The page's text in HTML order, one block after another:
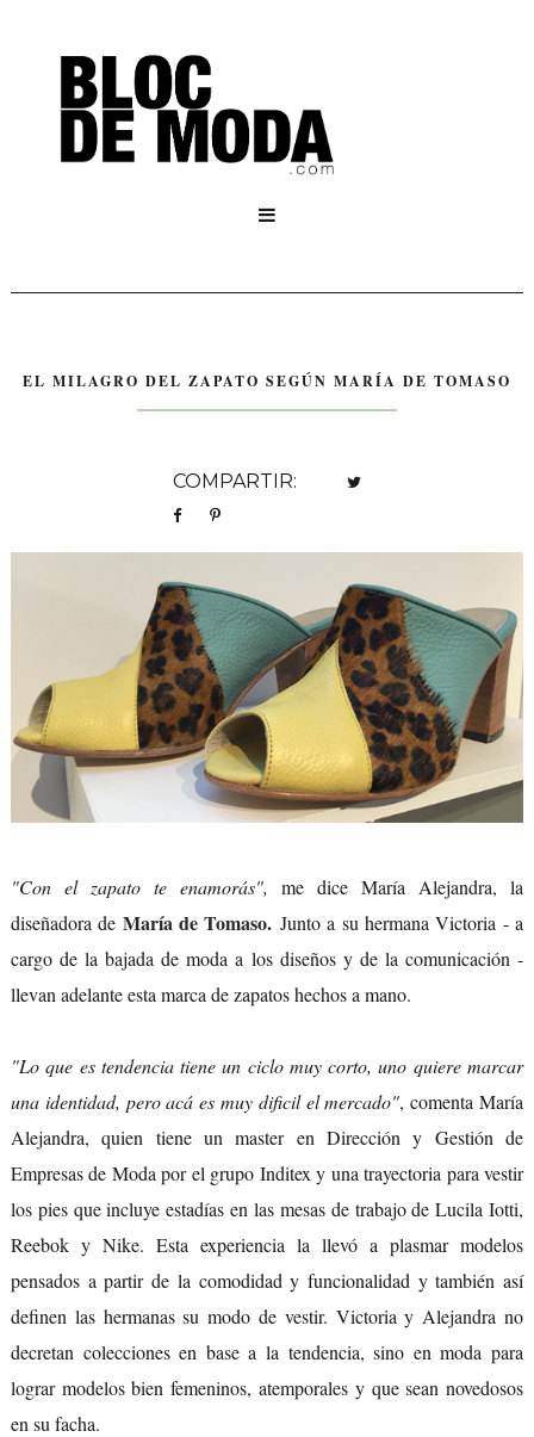

EL MILAGRO DEL ZAPATO SEGÚN MARÍA DE TOMASO
COMPARTIR:
"Con el zapato te enamorás",me dice María Alejandra, la
diseñadora de María de Tomaso. Junto a su hermana Victoria - a
cargo de la bajada de moda a los diseños y de la comunicación -
llevan adelante esta marca de zapatos hechos a mano.
"Lo que es tendencia tiene un ciclo muy corto, uno quiere marcar
una identidad, pero acá es muy dificil el mercado", comenta María
Alejandra, quien tiene un master en Dirección y Gestión de
Empresas de Moda por el grupo Inditex y una trayectoria para vestir
los pies que incluye estadías en las mesas de trabajo de Lucila Iotti,
Reebok y Nike. Esta experiencia la llevó a plasmar modelos
pensados a partir de la comodidad y funcionalidad y también así
definen las hermanas su modo de vestir. Victoria y Alejandra no
decretan colecciones en base a la tendencia, sino en moda para
lograr modelos bien femeninos, atemporales y que sean novedosos
en su facha.